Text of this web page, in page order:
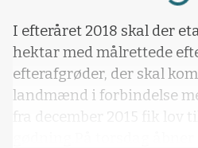
I efteråret 2018 skal der
hektar med målrettede
efterafgrøder, der skal
landmænd i forbindelse
fra december 2015 fik lov